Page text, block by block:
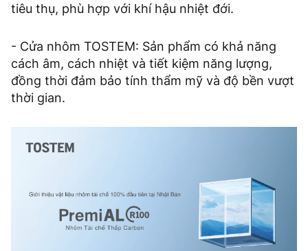
tiêu thụ, phù hợp với khí hậu nhiệt đới.
- Cửa nhôm TOSTEM: Sản phẩm có khả năng
cách âm, cách nhiệt và tiết kiệm năng lượng,
đồng thời đảm bảo tính thẩm mỹ và độ bền vượt
thời gian.